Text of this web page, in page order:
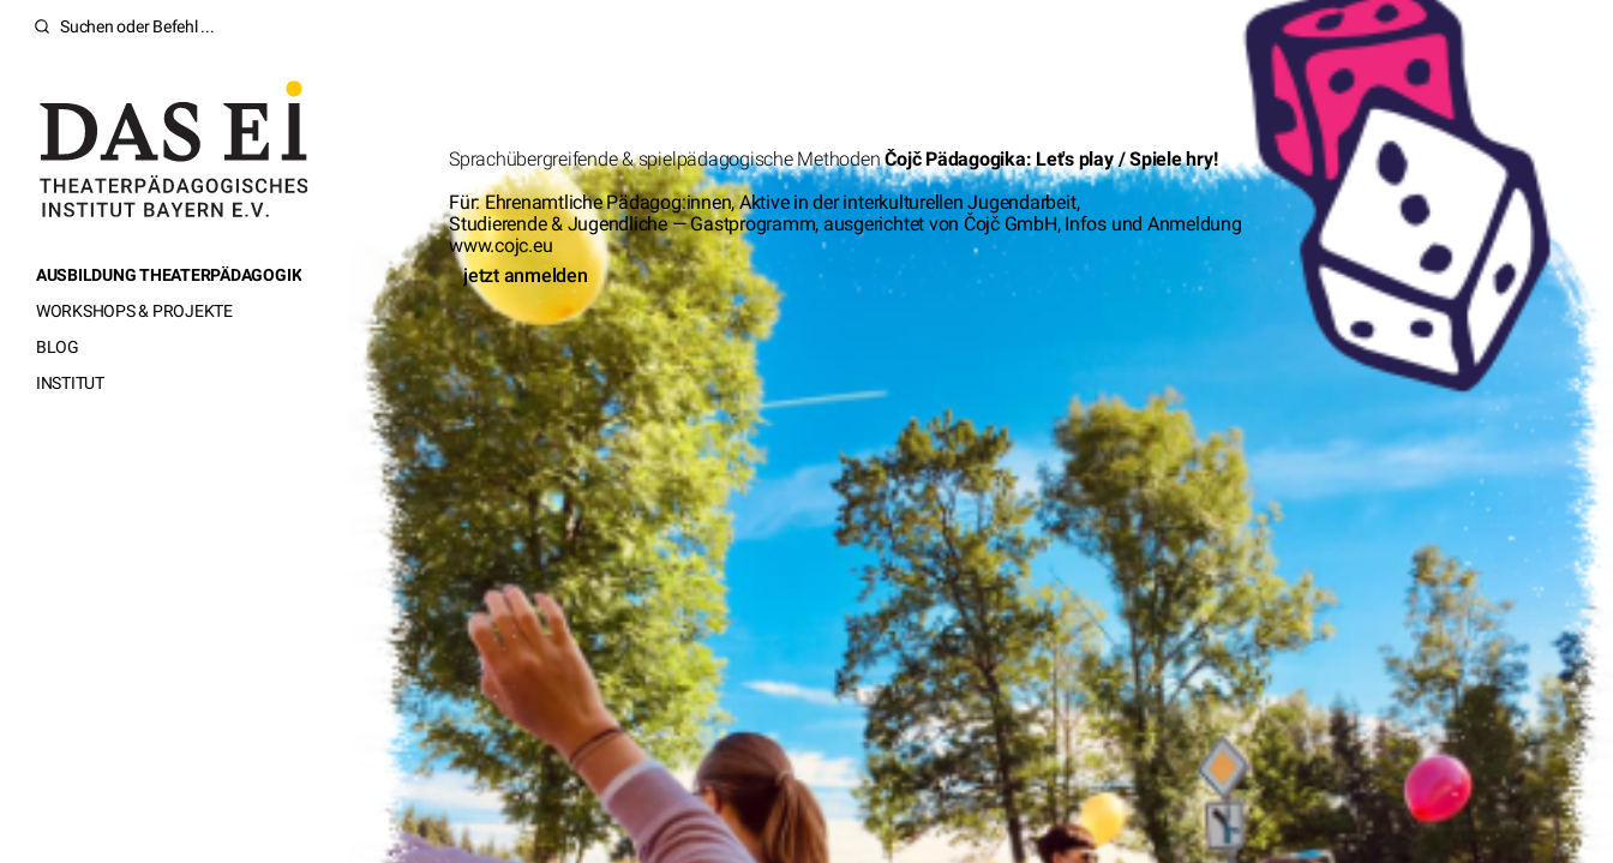
AUSBILDUNG THEATERPÄDAGOGIK
WORKSHOPS & PROJEKTE
BLOG
INSTITUT
Sprachübergreifende & spielpädagogische MethodenČojč Pädagogika: Let's play / Spiele hry!
Für: Ehrenamtliche Pädagog:innen, Aktive in der interkulturellen Jugendarbeit,
Studierende & Jugendliche — Gastprogramm, ausgerichtet von Čojč GmbH, Infos und Anmeldung
www.cojc.eu
jetzt anmelden